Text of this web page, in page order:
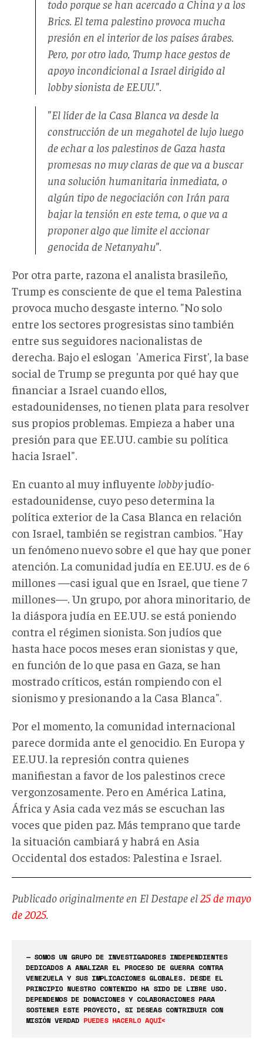
todo porque se han acercado a China y a los
Brics. El tema palestino provoca mucha
presión en el interior de los países árabes.
Pero, por otro lado, Trump hace gestos de
apoyo incondicional a Israel dirigido al
lobby sionista de EE.UU.".
"El líder de la Casa Blanca va desde la
construcción de un megahotel de lujo luego
de echar a los palestinos de Gaza hasta
promesas no muy claras de que va a buscar
una solución humanitaria inmediata, o
algún tipo de negociación con Irán para
bajar la tensión en este tema, o que va a
proponer algo que limite el accionar
genocida de Netanyahu".
Por otra parte, razona el analista brasileño,
Trump es consciente de que el tema Palestina
provoca mucho desgaste interno. "No solo
entre los sectores progresistas sino también
entre sus seguidores nacionalistas de
derecha. Bajo el eslogan 'America First', la base
social de Trump se pregunta por qué hay que
financiar a Israel cuando ellos,
estadounidenses, no tienen plata para resolver
sus propios problemas. Empieza a haber una
presión para que EE.UU. cambie su política
hacia Israel".
En cuanto al muy influyente lobbyjudío-
estadounidense, cuyo peso determina la
política exterior de la Casa Blanca en relación
con Israel, también se registran cambios. "Hay
un fenómeno nuevo sobre el que hay que poner
atención. La comunidad judía en EE.UU. es de 6
millones —casi igual que en Israel, que tiene 7
millones—. Un grupo, por ahora minoritario, de
la diáspora judía en EE.UU. se está poniendo
contra el régimen sionista. Son judíos que
hasta hace pocos meses eran sionistas y que,
en función de lo que pasa en Gaza, se han
mostrado críticos, están rompiendo con el
sionismo y presionando a la Casa Blanca".
Por el momento, la comunidad internacional
parece dormida ante el genocidio. En Europa y
EE.UU. la represión contra quienes
manifiestan a favor de los palestinos crece
vergonzosamente. Pero en América Latina,
África y Asia cada vez más se escuchan las
voces que piden paz. Más temprano que tarde
la situación cambiará y habrá en Asia
Occidental dos estados: Palestina e Israel.
Publicado originalmente en El Destape el 25 de mayo
de 2025
— SOMOS UN GRUPO DE INVESTIGADORES INDEPENDIENTES
DEDICADOS A ANALIZAR EL PROCESO DE GUERRA CONTRA
VENEZUELA Y SUS IMPLICACIONES GLOBALES. DESDE EL
PRINCIPIO NUESTRO CONTENIDO HA SIDO DE LIBRE USO.
DEPENDEMOS DE DONACIONES Y COLABORACIONES PARA
SOSTENER ESTE PROYECTO, SI DESEAS CONTRIBUIR CON
MISIÓN VERDAD PUEDES HACERLO AQUÍ<